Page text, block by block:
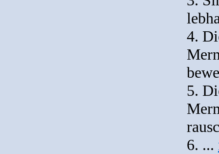
4.
5.
6. ...